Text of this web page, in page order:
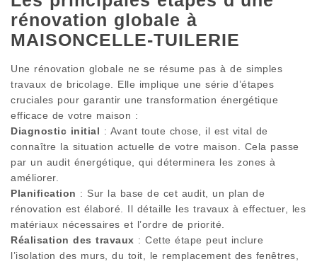
rénovation globale à
MAISONCELLE-TUILERIE
Une rénovation globale ne se résume pas à de simples
travaux de bricolage. Elle implique une série d’étapes
cruciales pour garantir une transformation énergétique
efficace de votre maison :
Diagnostic initial : Avant toute chose, il est vital de
connaître la situation actuelle de votre maison. Cela passe
par un audit énergétique, qui déterminera les zones à
améliorer.
Planification : Sur la base de cet audit, un plan de
rénovation est élaboré. Il détaille les travaux à effectuer, les
matériaux nécessaires et l’ordre de priorité.
Réalisation des travaux : Cette étape peut inclure
l’isolation des murs, du toit, le remplacement des fenêtres,